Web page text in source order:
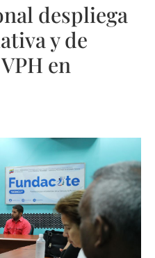
despliega
y de
en